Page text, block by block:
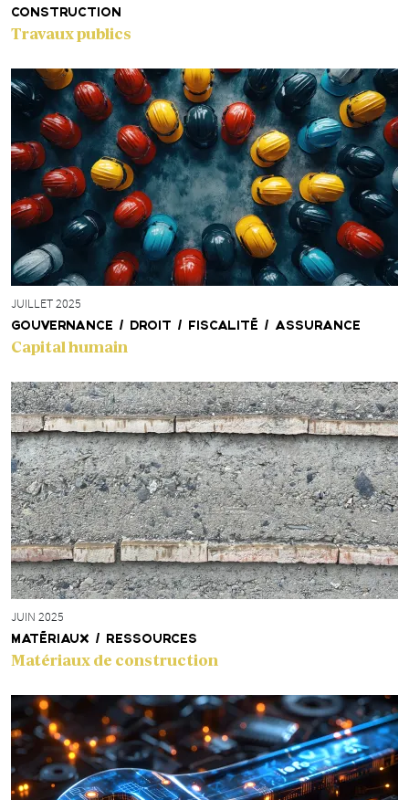
CONSTRUCTION
Travaux publics
JUILLET 2025
GOUVERNANCE / DROIT / FISCALITÉ / ASSURANCE
Capital humain
JUIN 2025
MATÉRIAUX / RESSOURCES
Matériaux de construction